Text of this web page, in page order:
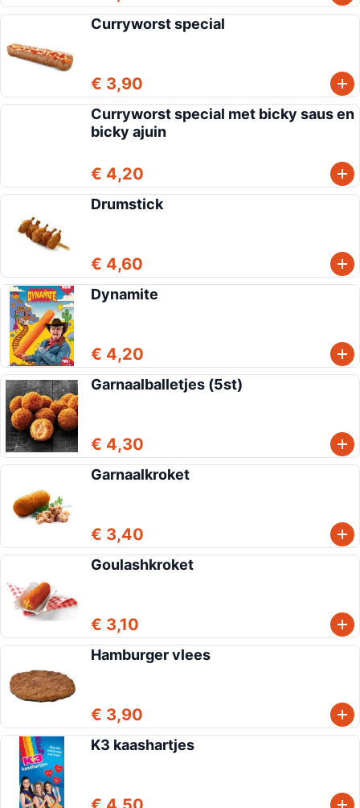
Curryworst special
€ 3,90
Curryworst special met bicky saus en
bicky ajuin
€ 4,20
Drumstick
€ 4,60
Dynamite
€ 4,20
Garnaalballetjes (5st)
€ 4,30
Garnaalkroket
€ 3,40
Goulashkroket
€ 3,10
Hamburger vlees
€ 3,90
K3 kaashartjes